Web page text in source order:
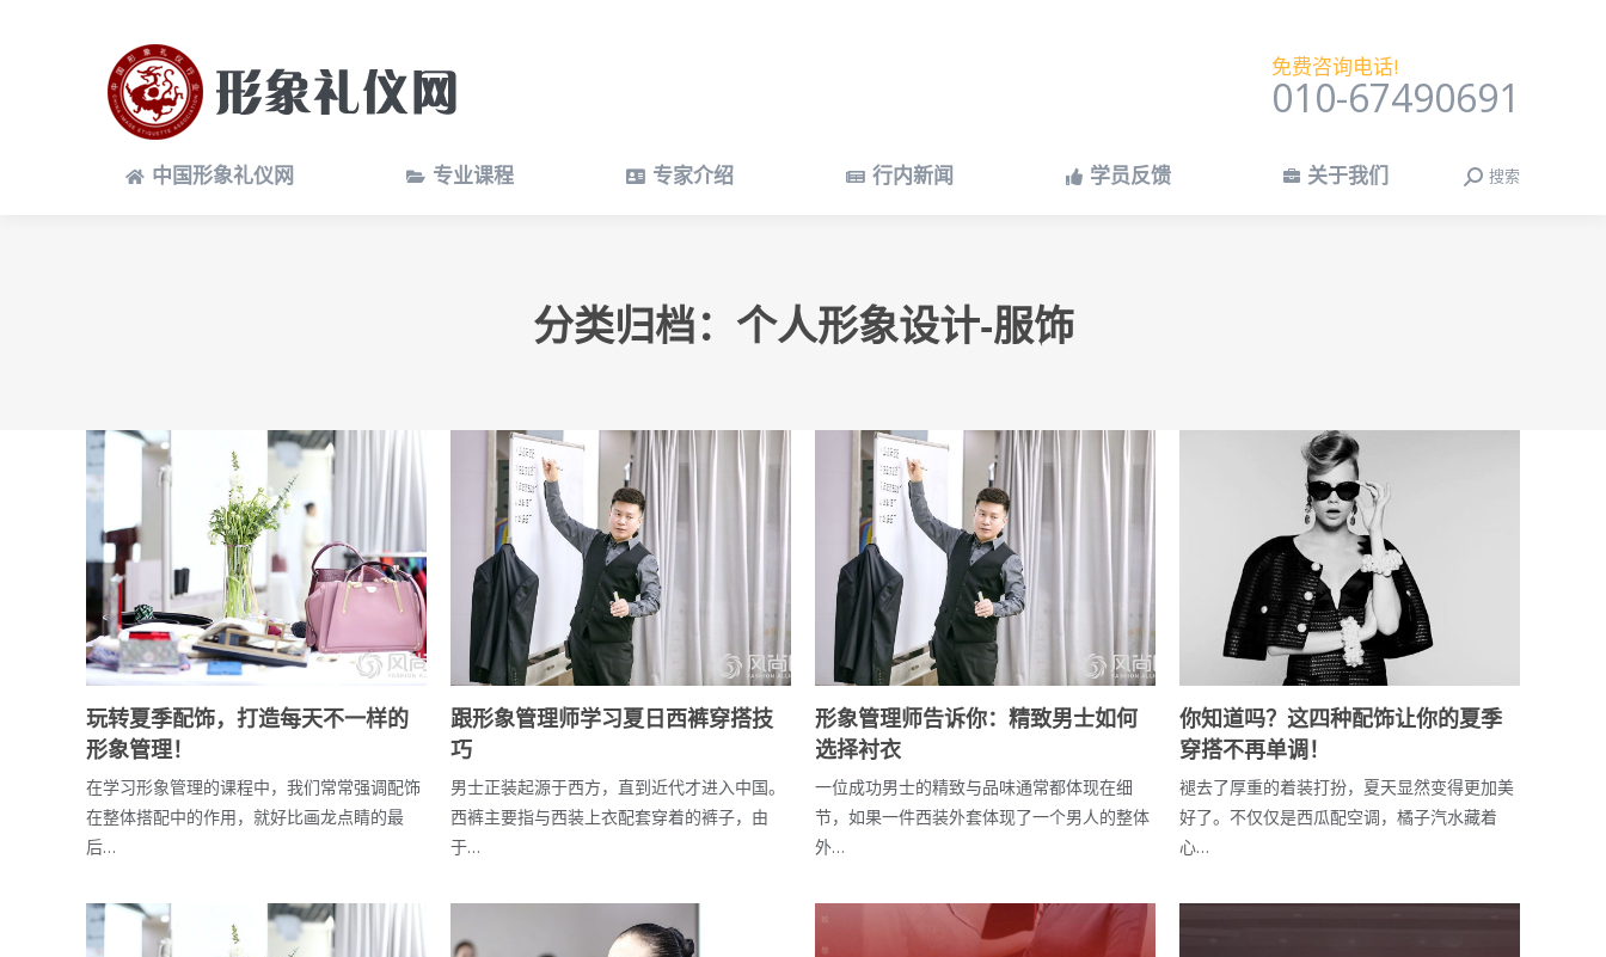
免费咨询电话!
010-67490691
中国形象礼仪网 专业课程 专家介绍 行内新闻 学员反馈 关于我们
搜 搜索
分类归档： 个人形象设计-服饰
玩转夏季配饰，打造每天不一样的
形象管理！
在学习形象管理的课程中，我们常常强调配饰
在整体搭配中的作用，就好比画龙点睛的最
后…
跟形象管理师学习夏日西裤穿搭技
巧
男士正装起源于西方，直到近代才进入中国。
西裤主要指与西装上衣配套穿着的裤子，由
于…
形象管理师告诉你：精致男士如何
选择衬衣
一位成功男士的精致与品味通常都体现在细
节，如果一件西装外套体现了一个男人的整体
外…
你知道吗？这四种配饰让你的夏季
穿搭不再单调！
褪去了厚重的着装打扮，夏天显然变得更加美
好了。不仅仅是西瓜配空调，橘子汽水藏着
心…
中国形象礼仪网